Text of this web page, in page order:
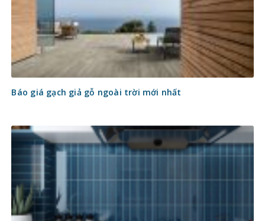
Báo giá gạch giả gỗ ngoài trời mới nhất